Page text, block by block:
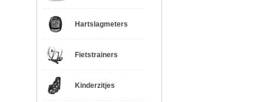
Hartslagmeters
Fietstrainers
Kinderzitjes